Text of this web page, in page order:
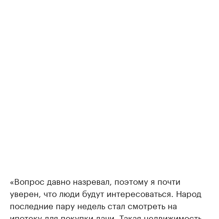
«Вопрос давно назревал, поэтому я почти
уверен, что люди будут интересоваться. Народ
последние пару недель стал смотреть на